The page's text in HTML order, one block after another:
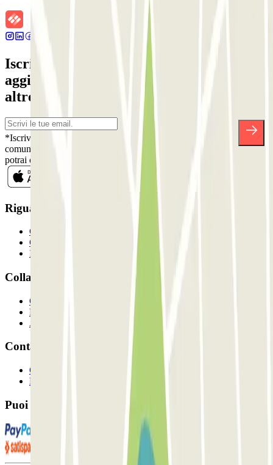
Iscriviti alla nostra Newsletter e rimani
aggiornato su sconti, concorsi e tante
altre sorprese.
*Iscrivendoti, accetti la nostra Informativa sulla Privacy per ricevere
comunicazioni commerciali da Parclick. Senza alcun impegno,
potrai disiscriverti quando vuoi direttamente dalla stessa newsletter.
Riguardo a Parclcik
Chi siamo
Come funziona?
I Nostri Parcheggi
Collaboriamo?
Collaboratori
Proprietari di parcheggio
Affiliati
Contatto
Contattaci
FAQ
Puoi utilizzare questi metodi di pagamento: